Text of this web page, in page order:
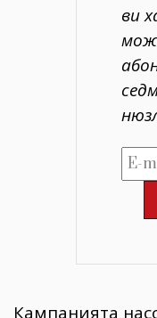
ви
Кампанията